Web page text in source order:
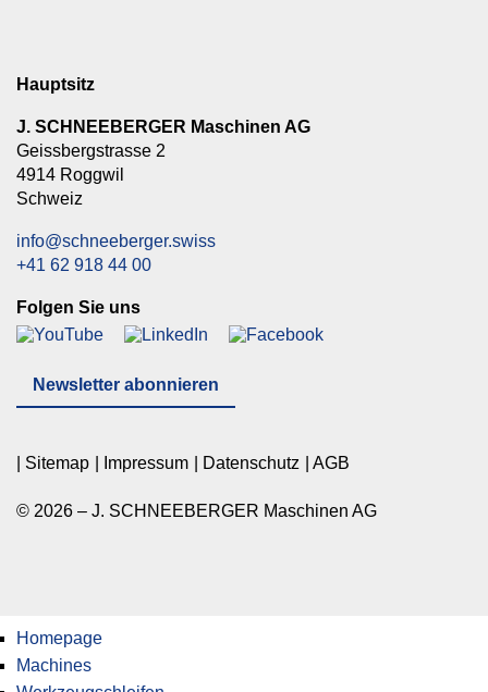
Hauptsitz
J. SCHNEEBERGER Maschinen AG
Geissbergstrasse 2
4914 Roggwil
Schweiz
info@schneeberger.swiss
+41 62 918 44 00
Folgen Sie uns
Newsletter abonnieren
Sitemap Impressum Datenschutz AGB
© 2026 – J. SCHNEEBERGER Maschinen AG
Homepage
Machines